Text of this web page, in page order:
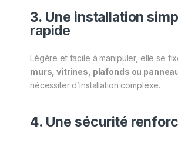
3. Une installation
rapide
Légère et facile à manipuler, elle se
murs, vitrines, plafonds ou
nécessiter d’installation complexe.
4. Une sécurité